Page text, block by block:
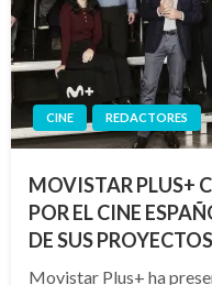
CINE REDACTORES
MOVISTAR PLUS+
POR EL CINE
DE SUS
Movistar Plus+ ha